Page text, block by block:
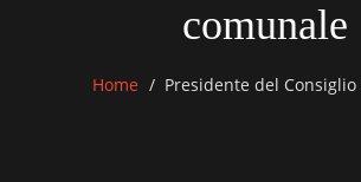
comunale
Home Presidente del